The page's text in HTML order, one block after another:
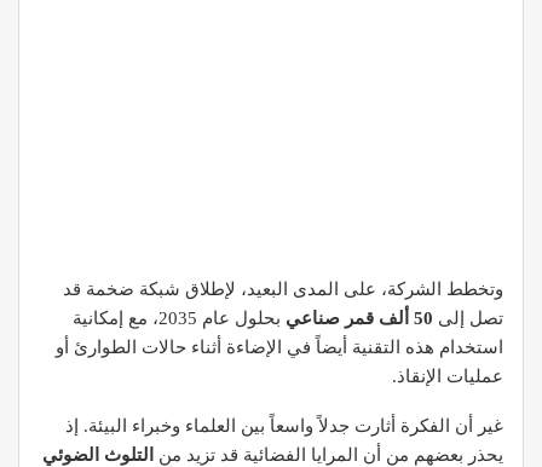
وتخطط الشركة، على المدى البعيد، لإطلاق شبكة ضخمة قد
تصل إلى 50 ألف قمر صناعي
بحلول عام 2035، مع إمكانية
استخدام هذه التقنية أيضاً في الإضاءة أثناء حالات الطوارئ أو
عمليات الإنقاذ.
غير أن الفكرة أثارت جدلاً واسعاً بين العلماء وخبراء البيئة. إذ
يحذر بعضهم من أن المرايا الفضائية قد تزيد من
التلوث الضوئي